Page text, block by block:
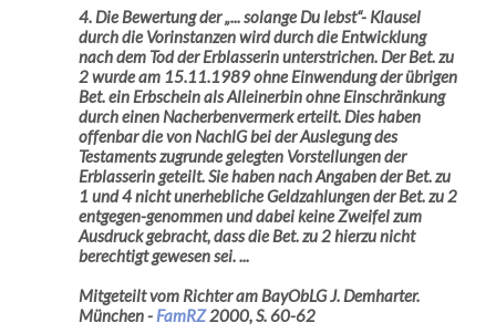
4. Die Bewertung der „... solange Du lebst“- Klausel
durch die Vorinstanzen wird durch die Entwicklung
nach dem Tod der Erblasserin unterstrichen. Der Bet. zu
2 wurde am 15.11.1989 ohne Einwendung der übrigen
Bet. ein Erbschein als Alleinerbin ohne Einschränkung
durch einen Nacherbenvermerk erteilt. Dies haben
offenbar die von NachlG bei der Auslegung des
Testaments zugrunde gelegten Vorstellungen der
Erblasserin geteilt. Sie haben nach Angaben der Bet. zu
1 und 4 nicht unerhebliche Geldzahlungen der Bet. zu 2
entgegen-genommen und dabei keine Zweifel zum
Ausdruck gebracht, dass die Bet. zu 2 hierzu nicht
berechtigt gewesen sei. ...
Mitgeteilt vom Richter am BayObLG J. Demharter.
München - FamRZ2000, S. 60-62